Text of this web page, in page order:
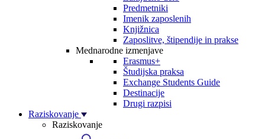
Predmetniki
Imenik zaposlenih
Knjižnica
Zaposlitve, štipendije in prakse
Mednarodne izmenjave
Erasmus+
Študijska praksa
Exchange Students Guide
Destinacije
Drugi razpisi
Raziskovanje
Raziskovanje